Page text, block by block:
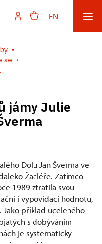
EN
se
jámy Julie
Dolu Jan Šverma ve
Žacléře. Zatímco
1989 ztratila svou
i vypovídací hodnotu,
Jako příklad uceleného
s dobýváním
je systematicky